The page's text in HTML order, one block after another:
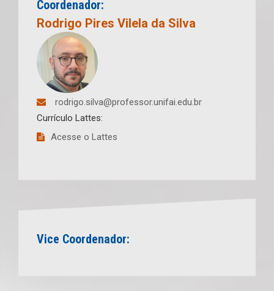
Coordenador:
Rodrigo Pires Vilela da Silva
rodrigo.silva@professor.unifai.edu.br
Currículo Lattes:
Acesse o Lattes
Vice Coordenador: